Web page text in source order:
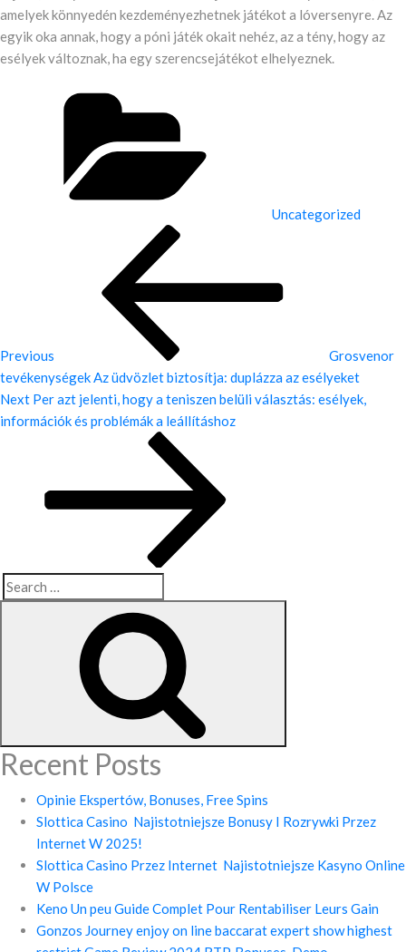
amelyek könnyedén kezdeményezhetnek játékot a lóversenyre. Az
egyik oka annak, hogy a póni játék okait nehéz, az a tény, hogy az
esélyek változnak, ha egy szerencsejátékot elhelyeznek.
Uncategorized
navigation
Previous
Grosvenor
tevékenységek Az üdvözlet biztosítja: duplázza az esélyeket
Next
Post
Next Per azt jelenti, hogy a teniszen belüli választás: esélyek,
információk és problémák a leállításhoz
Search
Recent Posts
Opinie Ekspertów, Bonuses, Free Spins
Slottica Casino ️ Najistotniejsze Bonusy I Rozrywki Przez
Internet W 2025!
Slottica Casino Przez Internet ️ Najistotniejsze Kasyno Online
W Polsce
Keno Un peu Guide Complet Pour Rentabiliser Leurs Gain
Gonzos Journey enjoy on line baccarat expert show highest